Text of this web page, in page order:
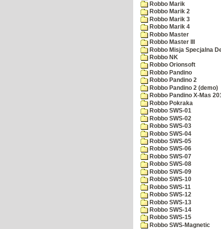
Robbo Marik
Robbo Marik 2
Robbo Marik 3
Robbo Marik 4
Robbo Master
Robbo Master III
Robbo Misja Specjalna
Robbo NK
Robbo Orionsoft
Robbo Pandino
Robbo Pandino 2
Robbo Pandino 2 (demo)
Robbo Pandino X-Mas
Robbo Pokraka
Robbo SWS-01
Robbo SWS-02
Robbo SWS-03
Robbo SWS-04
Robbo SWS-05
Robbo SWS-06
Robbo SWS-07
Robbo SWS-08
Robbo SWS-09
Robbo SWS-10
Robbo SWS-11
Robbo SWS-12
Robbo SWS-13
Robbo SWS-14
Robbo SWS-15
Robbo SWS-Magnetic